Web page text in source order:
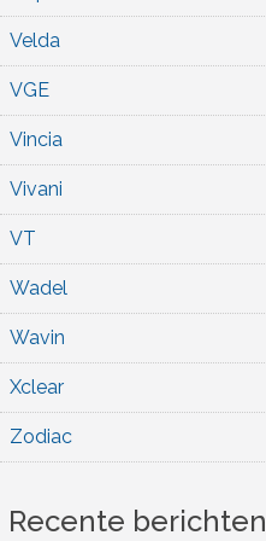
Velda
VGE
Vincia
Vivani
VT
Wadel
Wavin
Xclear
Zodiac
Recente berichten